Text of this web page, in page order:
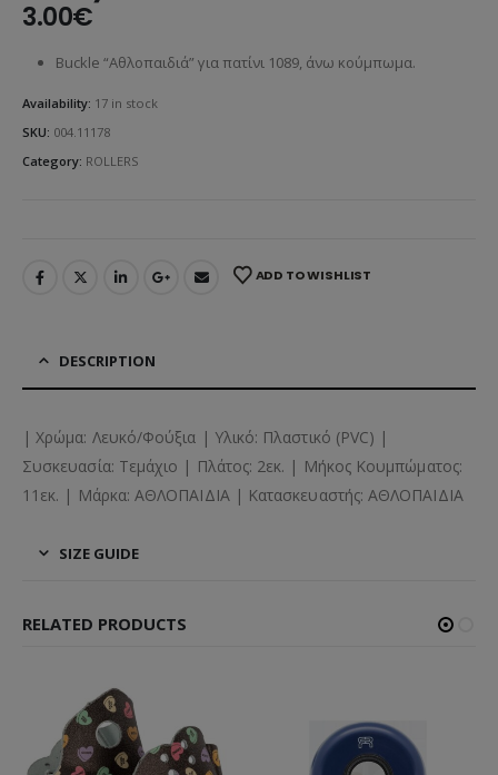
3.00€
Buckle “Αθλοπαιδιά” για πατίνι 1089, άνω κούμπωμα.
Availability: 17 in stock
SKU: 004.11178
Category: ROLLERS
ADD TO WISHLIST
DESCRIPTION
| Χρώμα: Λευκό/Φούξια | Υλικό: Πλαστικό (PVC) |
Συσκευασία: Τεμάχιο | Πλάτος: 2εκ. | Μήκος Κουμπώματος:
11εκ. | Μάρκα: ΑΘΛΟΠΑΙΔΙΑ | Κατασκευαστής: ΑΘΛΟΠΑΙΔΙΑ
SIZE GUIDE
RELATED PRODUCTS